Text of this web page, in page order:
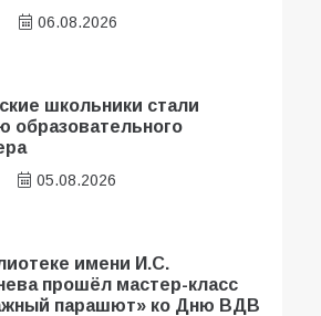
06.08.2026
школьники стали
образовательного
05.08.2026
имени И.С.
прошёл мастер-класс
парашют» ко Дню ВДВ